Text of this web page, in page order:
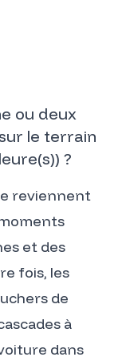
ou deux
le terrain
?
reviennent
et des
fois, les
de
à
dans